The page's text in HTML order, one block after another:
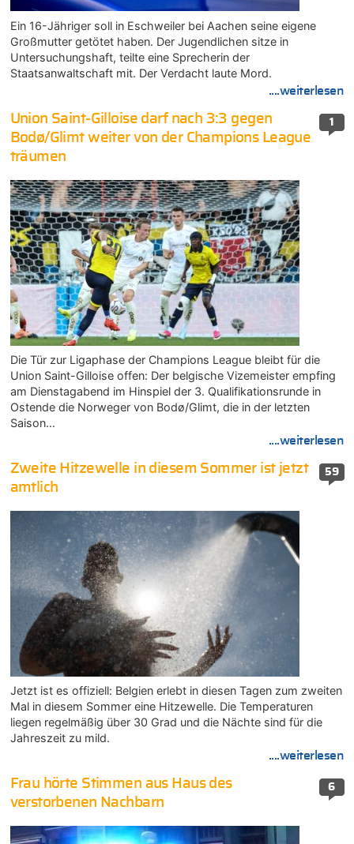
Ein 16-Jähriger soll in Eschweiler bei Aachen seine eigene
Großmutter getötet haben. Der Jugendlichen sitze in
Untersuchungshaft, teilte eine Sprecherin der
Staatsanwaltschaft mit. Der Verdacht laute Mord.
....weiterlesen
1
Union Saint-Gilloise darf nach 3:3 gegen
Bodø/Glimt weiter von der Champions League
träumen
Die Tür zur Ligaphase der Champions League bleibt für die
Union Saint-Gilloise offen: Der belgische Vizemeister empfing
am Dienstagabend im Hinspiel der 3. Qualifikationsrunde in
Ostende die Norweger von Bodø/Glimt, die in der letzten
Saison…
....weiterlesen
59
Zweite Hitzewelle in diesem Sommer ist jetzt
amtlich
Jetzt ist es offiziell: Belgien erlebt in diesen Tagen zum zweiten
Mal in diesem Sommer eine Hitzewelle. Die Temperaturen
liegen regelmäßig über 30 Grad und die Nächte sind für die
Jahreszeit zu mild.
....weiterlesen
6
Frau hörte Stimmen aus Haus des
verstorbenen Nachbarn